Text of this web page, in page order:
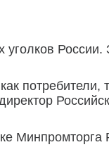
России.
потребители,
Минпромторга